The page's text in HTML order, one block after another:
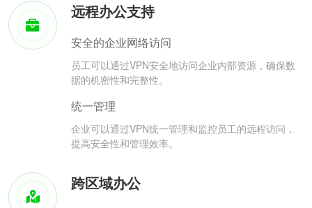
远程办公支持
安全的企业网络访问
员工可以通过VPN安全地访问企业内部资源，确保数
据的机密性和完整性。
统一管理
企业可以通过VPN统一管理和监控员工的远程访问，
提高安全性和管理效率。
跨区域办公